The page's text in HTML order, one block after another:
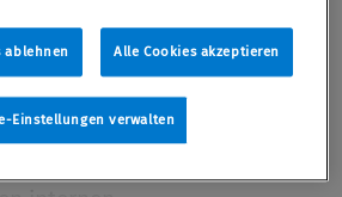
MSc., ist Teil des Sustainability
Teams von Deloitte
die Umsetzung von
Regularien, der
ablehnen Alle Cookies akzeptieren
Einstellungen verwalten